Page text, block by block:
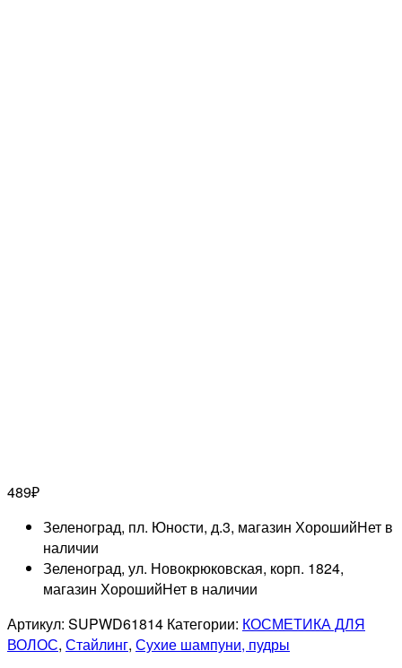
489₽
Зеленоград, пл. Юности, д.3, магазин ХорошийНет в
наличии
Зеленоград, ул. Новокрюковская, корп. 1824,
магазин ХорошийНет в наличии
Артикул: SUPWD61814 Категории: КОСМЕТИКА ДЛЯ
ВОЛОС, Стайлинг, Сухие шампуни, пудры